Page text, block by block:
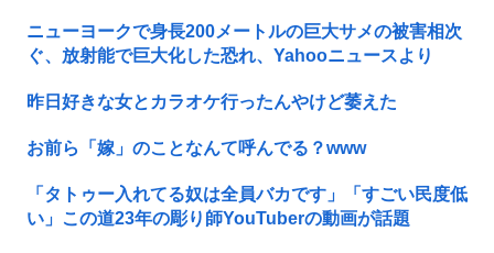
ニューヨークで身長200メートルの巨大サメの被害相次
ぐ、放射能で巨大化した恐れ、Yahooニュースより
昨日好きな女とカラオケ行ったんやけど萎えた
お前ら「嫁」のことなんて呼んでる？www
「タトゥー入れてる奴は全員バカです」「すごい民度低
い」この道23年の彫り師YouTuberの動画が話題